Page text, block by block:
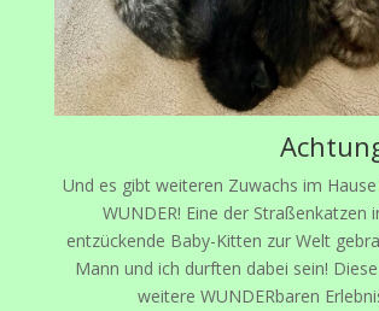
Und es gibt weiteren Zuwachs im
WUNDER! Eine der Straßenkatzen
entzückende Baby-Kitten zur Welt
Mann und ich durften dabei sein!
weitere WUNDERbaren